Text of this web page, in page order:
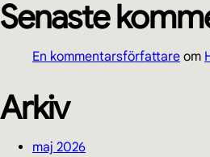
Senaste
En kommentarsförfattare om
Arkiv
maj 2026